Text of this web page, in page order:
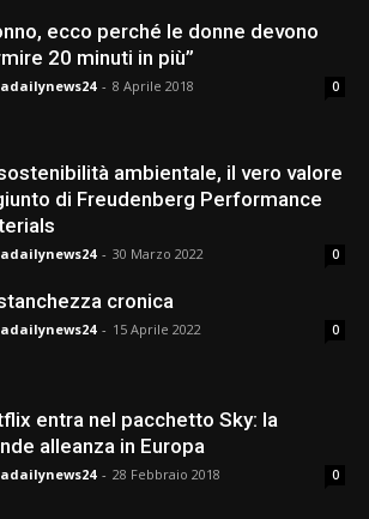
ecco perché le donne devono
20 minuti in più”
- 8 Aprile 2018 0
ambientale, il vero valore
di Freudenberg Performance
- 30 Marzo 2022 0
cronica
- 15 Aprile 2022 0
entra nel pacchetto Sky: la
alleanza in Europa
- 28 Febbraio 2018 0